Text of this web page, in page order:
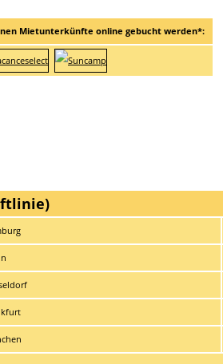
Mietunterkünfte online gebucht werden*: